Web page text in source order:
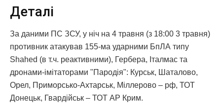
Деталі
За даними ПС ЗСУ, у ніч на 4 травня (з 18:00 3 травня)
противник атакував 155-ма ударними БпЛА типу
Shahed (в т.ч. реактивними), Гербера, Італмас та
дронами-імітаторами "Пародія": Курськ, Шаталово,
Орел, Приморсько-Ахтарськ, Міллерово – рф, ТОТ
Донецьк, Гвардійськ – ТОТ АР Крим.